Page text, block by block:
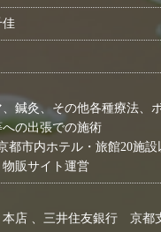
鍼灸、その他各種療法、
の出張での施術
都市内ホテル・旅館20施
物販サイト運営
店 、三井住友銀行 京都